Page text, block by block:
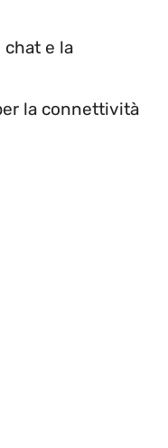
chat e la
la connettività